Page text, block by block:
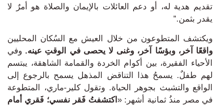
تقديم هدية له، أو دعم العائلات بالإيمان والصلاة هو أمرٌ لا
يقدر بثمن.”
ويكتشف المتطوعون من خلال العيش مع السُكان المحليين
واقعًا آخر، وبؤسًا آخر، وغنى لا يحصى في الوقتِ عينه. وفي
الأحياء الفقيرة، بين أكوام الخردة والقمامة الشاهقة، يبتسم
لهم طفلٌ. يسمحُ هذا التناقض المذهل يسمح بالرجوع إلى
الواقع والتشبث بجوهر الحياة. وتقول كلير-ماري، المتطوعة
في مصر منذُ ثمانية أشهر:« اكتشفتُ فَقر نفسي؛ فَقري أمام